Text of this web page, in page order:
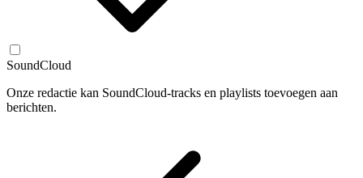
SoundCloud
Onze redactie kan SoundCloud-tracks en playlists toevoegen aan
berichten.